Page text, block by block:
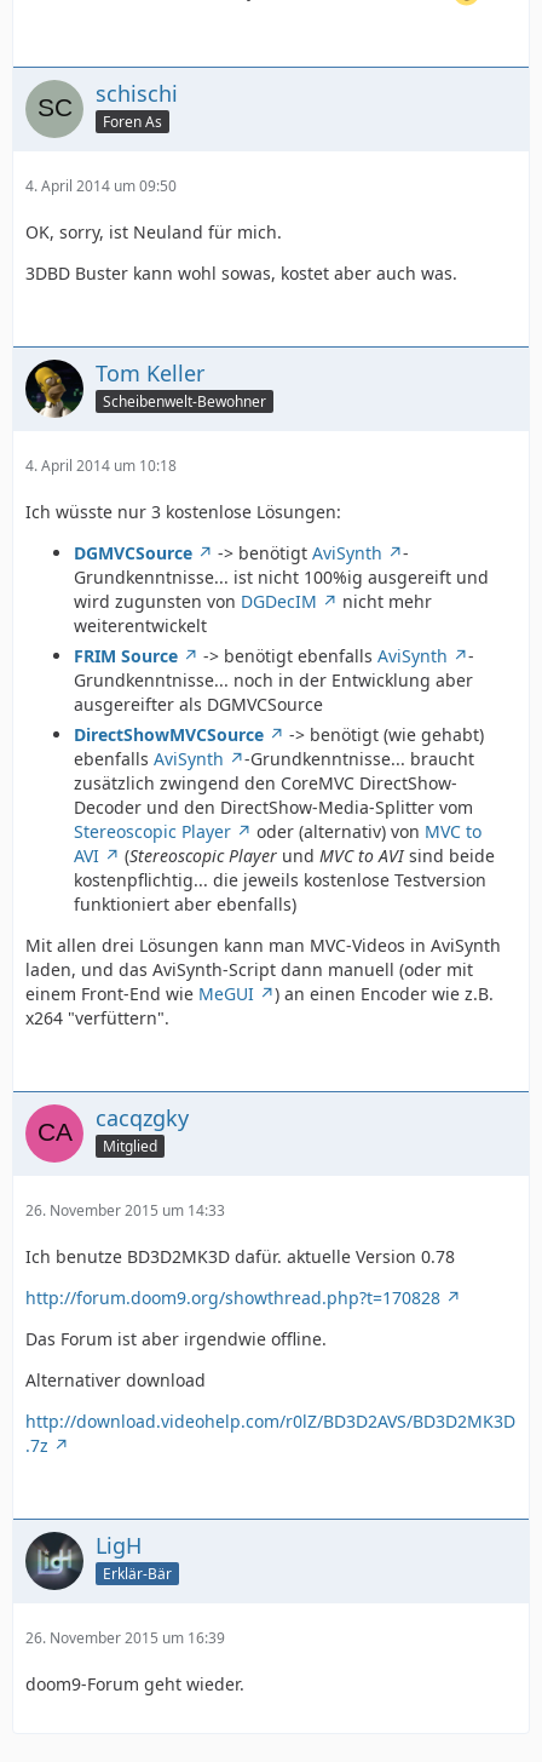
schischi
Foren As
4. April 2014 um 09:50
OK, sorry, ist Neuland für mich.
3DBD Buster kann wohl sowas, kostet aber auch was.
Tom Keller
Scheibenwelt-Bewohner
4. April 2014 um 10:18
Ich wüsste nur 3 kostenlose Lösungen:
DGMVCSource
-> benötigt AviSynth
-
Grundkenntnisse... ist nicht 100%ig ausgereift und
wird zugunsten von DGDecIM
nicht mehr
weiterentwickelt
FRIM Source
-> benötigt ebenfalls AviSynth
-
Grundkenntnisse... noch in der Entwicklung aber
ausgereifter als DGMVCSource
DirectShowMVCSource
-> benötigt (wie gehabt)
ebenfalls AviSynth
-Grundkenntnisse... braucht
zusätzlich zwingend den CoreMVC DirectShow-
Decoder und den DirectShow-Media-Splitter vom
Stereoscopic Player
oder (alternativ) von MVC to
AVI
(Stereoscopic Player und MVC to AVIsind beide
kostenpflichtig... die jeweils kostenlose Testversion
funktioniert aber ebenfalls)
Mit allen drei Lösungen kann man MVC-Videos in AviSynth
laden, und das AviSynth-Script dann manuell (oder mit
einem Front-End wie MeGUI
) an einen Encoder wie z.B.
x264 "verfüttern".
cacqzgky
Mitglied
26. November 2015 um 14:33
Ich benutze BD3D2MK3D dafür. aktuelle Version 0.78
http://forum.doom9.org/showthread.php?t=170828
Das Forum ist aber irgendwie offline.
Alternativer download
http://download.videohelp.com/r0lZ/BD3D2AVS/BD3D2MK3D
.7z
LigH
Erklär-Bär
26. November 2015 um 16:39
doom9-Forum geht wieder.